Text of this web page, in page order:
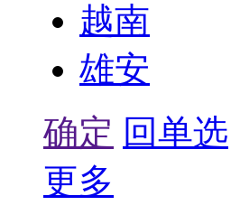
越南
雄安
确定 回单选
更多